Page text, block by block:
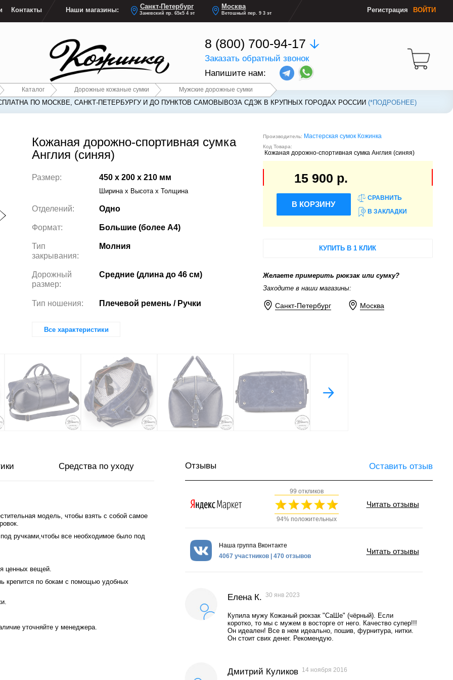
Контакты Наши магазины: Санкт-Петербург
Заневский пр. 65к5 4 эт
Москва
Ветошный пер. 9 3 эт Регистрация ВОЙТИ
8 (800) 700-94-17
Заказать обратный звонок
Напишите нам:
Каталог Дорожные кожаные сумки Мужские дорожные сумки
ПО МОСКВЕ, САНКТ-ПЕТЕРБУРГУ И ДО ПУНКТОВ САМОВЫВОЗА СДЭК В КРУПНЫХ ГОРОДАХ РОССИИ (*ПОДРОБНЕЕ)
ПО МОСКВЕ, САНКТ-ПЕТЕРБУРГУ И ДО ПУНКТОВ САМОВЫВОЗА СДЭК В КРУПНЫХ ГОРОДАХ РОССИИ (*ПОДРОБНЕЕ)
Кожаная дорожно-спортивная сумка
Англия (синяя)
Размер: 450 x 200 x 210 мм
Ширина x Высота x Толщина
Отделений: Одно
Формат: Большие (более А4)
Тип
закрывания:
Молния
Дорожный
размер:
Средние (длина до 46 см)
Тип ношения: Плечевой ремень / Ручки
Все характеристики
Производитель: Мастерская сумок Кожинка
Код Товара:
Кожаная дорожно-спортивная сумка Англия (синяя)
15 900 р.
В КОРЗИНУ
СРАВНИТЬ
В ЗАКЛАДКИ
КУПИТЬ В 1 КЛИК
Желаете примерить рюкзак или сумку?
Заходите в наши магазины:
Санкт-Петербург Москва
Средства по уходу
модель, чтобы взять с собой самое
ручками,чтобы все необходимое было под
ценных вещей.
крепится по бокам с помощью удобных
уточняйте у менеджера.
Отзывы Оставить отзыв
99 откликов
94% положительных
Читать отзывы
Наша группа Вконтакте
4067 участников | 470 отзывов
Читать отзывы
Елена К. 30 янв 2023
Купила мужу Кожаный рюкзак "СаШе" (чёрный). Если
коротко, то мы с мужем в восторге от него. Качество супер!!!
Он идеален! Все в нем идеально, пошив, фурнитура, нитки.
Он стоит свих денег. Рекомендую.
Дмитрий Куликов 14 ноября 2016